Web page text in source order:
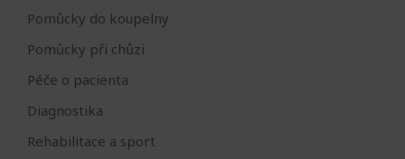
Pomůcky do koupelny
Pomůcky při chůzi
Péče o pacienta
Diagnostika
Rehabilitace a sport